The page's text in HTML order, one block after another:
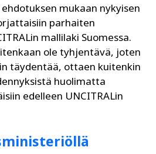
mukaan nykyisen
parhaiten
mallilaki Suomessa.
ole tyhjentävä, joten
täydentää, ottaen kuitenkin
huolimatta
edelleen UNCITRALin